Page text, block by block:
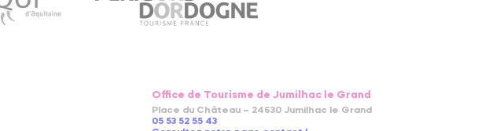
Office de Tourisme de Jumilhac le Grand
Place du Château – 24630 Jumilhac le Grand
05 53 52 55 43